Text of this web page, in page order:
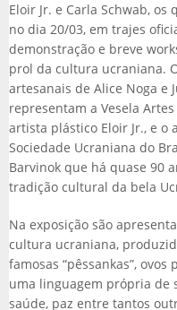
Eloir Jr. e Carla Schwab,
no dia 20/03, em trajes
demonstração e breve
prol da cultura ucraniana.
artesanais de Alice Noga e
representam a Vesela
artista plástico Eloir Jr., e o
Sociedade Ucraniana do
Barvinok que há quase 90
tradição cultural da bela
Na exposição são
cultura ucraniana,
famosas “pêssankas”,
uma linguagem própria de
saúde, paz entre tantos